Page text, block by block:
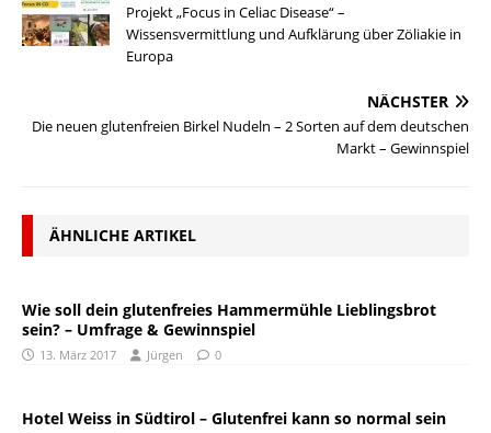
Projekt „Focus in Celiac Disease“ –
Wissensvermittlung und Aufklärung über Zöliakie in
Europa
NÄCHSTER
Die neuen glutenfreien Birkel Nudeln – 2 Sorten auf dem deutschen
Markt – Gewinnspiel
ÄHNLICHE ARTIKEL
Wie soll dein glutenfreies Hammermühle Lieblingsbrot
sein? – Umfrage & Gewinnspiel
13. März 2017 Jürgen 0
Hotel Weiss in Südtirol – Glutenfrei kann so normal sein